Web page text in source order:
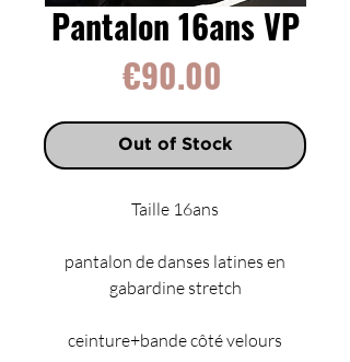
Pantalon 16ans VP
€90.00
Out of Stock
Taille 16ans
pantalon de danses latines en
gabardine stretch
ceinture+bande côté velours